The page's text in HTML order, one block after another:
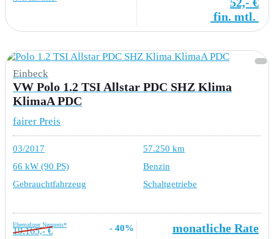
fin. mtl.
Einbeck
VW Polo 1.2 TSI Allstar PDC SHZ Klima
KlimaA PDC
fairer Preis
03/2017
57.250 km
66 kW (90 PS)
Benzin
Gebrauchtfahrzeug
Schaltgetriebe
Ehemaliger Neupreis*
19.165,- € - 40% monatliche Rate